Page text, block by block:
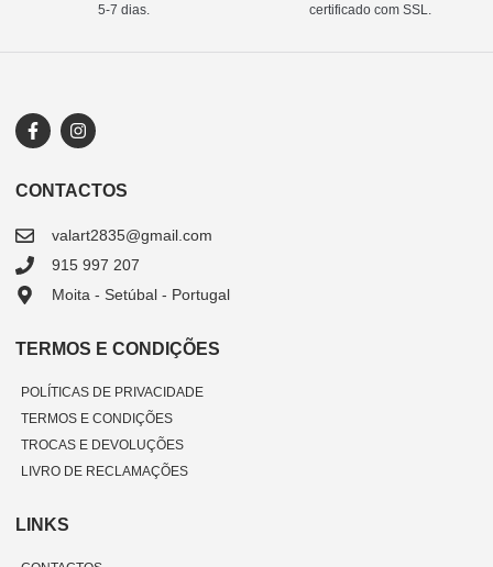
5-7 dias.
certificado com SSL.
CONTACTOS
valart2835@gmail.com
915 997 207
Moita - Setúbal - Portugal
TERMOS E CONDIÇÕES
POLÍTICAS DE PRIVACIDADE
TERMOS E CONDIÇÕES
TROCAS E DEVOLUÇÕES
LIVRO DE RECLAMAÇÕES
LINKS